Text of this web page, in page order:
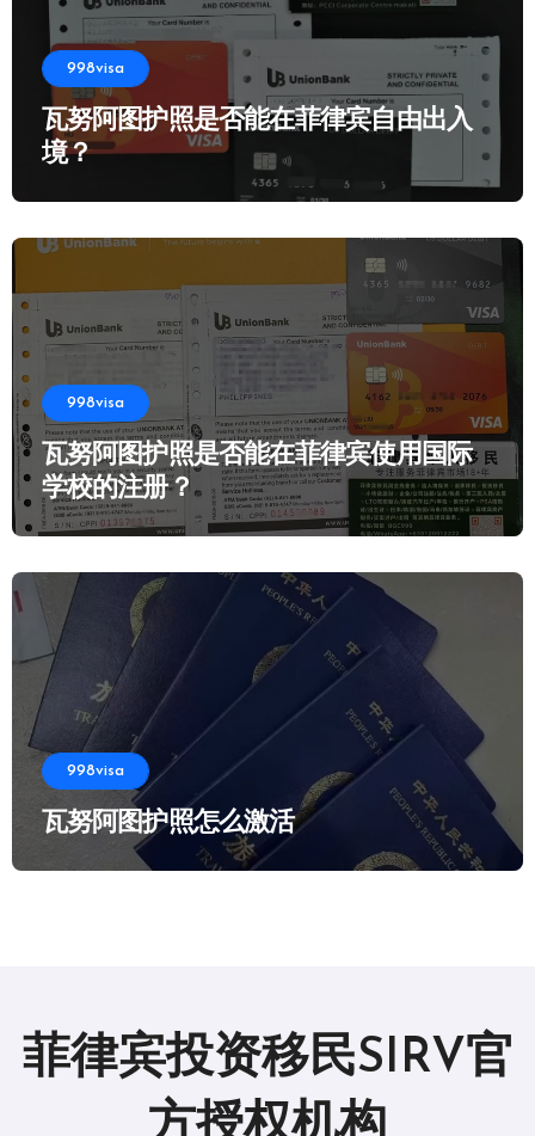
998visa
瓦努阿图护照是否能在菲律宾自由出入
境？
998visa
瓦努阿图护照是否能在菲律宾使用国际
学校的注册？
998visa
瓦努阿图护照怎么激活
菲律宾投资移民SIRV官
方授权机构